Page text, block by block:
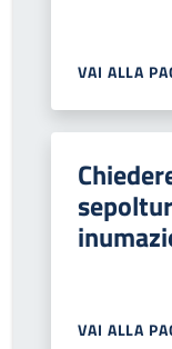
VAI ALLA
VAI ALLA